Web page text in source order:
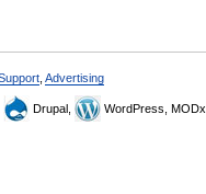
Advertising
Drupal, WordPress, MODx.